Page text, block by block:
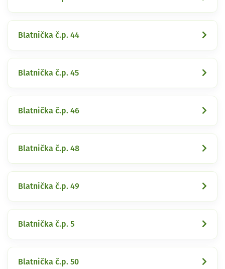
Blatnička č.p. 44
Blatnička č.p. 45
Blatnička č.p. 46
Blatnička č.p. 48
Blatnička č.p. 49
Blatnička č.p. 5
Blatnička č.p. 50